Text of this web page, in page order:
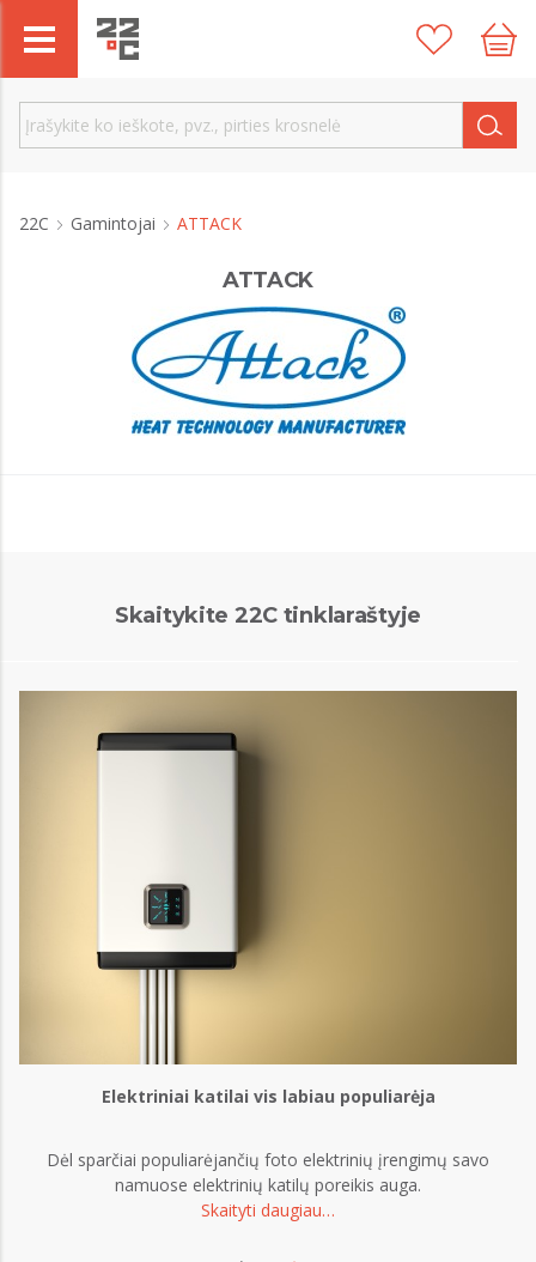
22C Gamintojai ATTACK
ATTACK
Skaitykite 22C tinklaraštyje
Elektriniai katilai vis labiau populiarėja
Dėl sparčiai populiarėjančių foto elektrinių įrengimų savo
namuose elektrinių katilų poreikis auga.
Skaityti daugiau…